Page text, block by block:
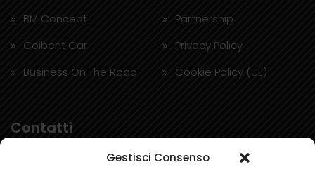
Gestisci Consenso
BM Concept
Partnership
Coibent Car
Privacy Policy
Business On The Road
Cookie Policy (UE)
Contatti